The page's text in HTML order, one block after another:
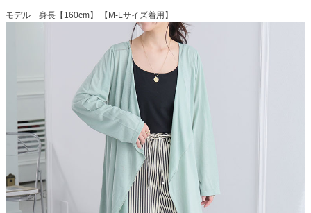
モデル 身長【160cm】 【M-Lサイズ着用】